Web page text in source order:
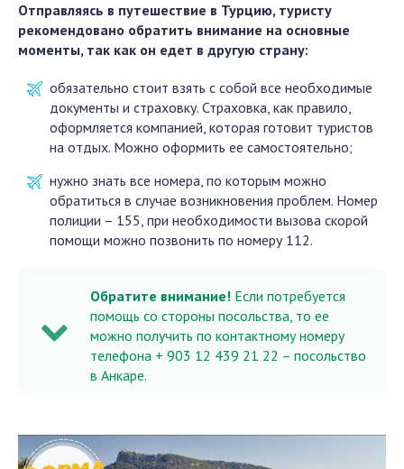
Отправляясь в путешествие в Турцию, туристу
рекомендовано обратить внимание на основные
моменты, так как он едет в другую страну:
обязательно стоит взять с собой все необходимые
документы и страховку. Страховка, как правило,
оформляется компанией, которая готовит туристов
на отдых. Можно оформить ее самостоятельно;
нужно знать все номера, по которым можно
обратиться в случае возникновения проблем. Номер
полиции – 155, при необходимости вызова скорой
помощи можно позвонить по номеру 112.
Обратите внимание! Если потребуется
помощь со стороны посольства, то ее
можно получить по контактному номеру
телефона + 903 12 439 21 22 – посольство
в Анкаре.